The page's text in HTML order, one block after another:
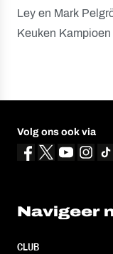
Ley en Mark
Keuken
Volg ons ook via
Navigeer
CLUB